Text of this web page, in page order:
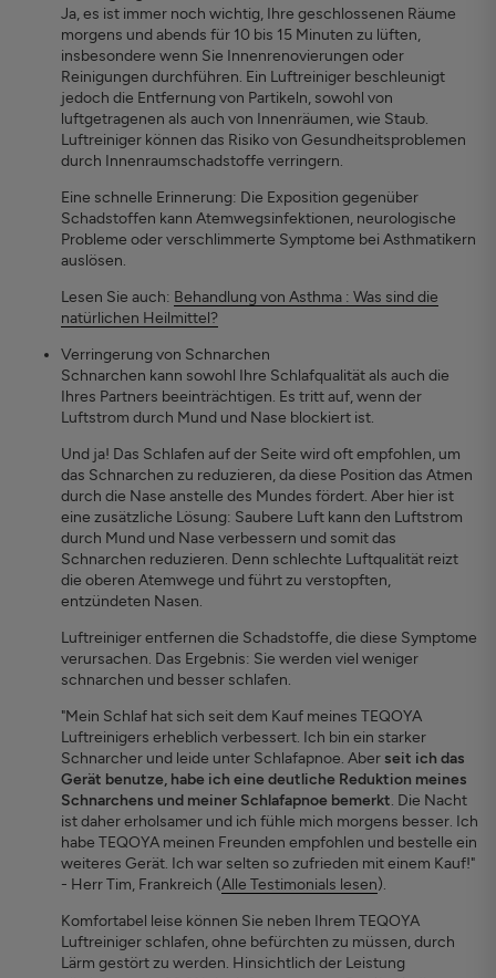
Ja, es ist immer noch wichtig, Ihre geschlossenen Räume
morgens und abends für 10 bis 15 Minuten zu lüften,
insbesondere wenn Sie Innenrenovierungen oder
Reinigungen durchführen. Ein Luftreiniger beschleunigt
jedoch die Entfernung von Partikeln, sowohl von
luftgetragenen als auch von Innenräumen, wie Staub.
Luftreiniger können das Risiko von Gesundheitsproblemen
durch Innenraumschadstoffe verringern.
Eine schnelle Erinnerung: Die Exposition gegenüber
Schadstoffen kann Atemwegsinfektionen, neurologische
Probleme oder verschlimmerte Symptome bei Asthmatikern
auslösen.
Lesen Sie auch: Behandlung von Asthma : Was sind die
natürlichen Heilmittel?
Verringerung von Schnarchen
Schnarchen kann sowohl Ihre Schlafqualität als auch die
Ihres Partners beeinträchtigen. Es tritt auf, wenn der
Luftstrom durch Mund und Nase blockiert ist.
Und ja! Das Schlafen auf der Seite wird oft empfohlen, um
das Schnarchen zu reduzieren, da diese Position das Atmen
durch die Nase anstelle des Mundes fördert. Aber hier ist
eine zusätzliche Lösung: Saubere Luft kann den Luftstrom
durch Mund und Nase verbessern und somit das
Schnarchen reduzieren. Denn schlechte Luftqualität reizt
die oberen Atemwege und führt zu verstopften,
entzündeten Nasen.
Luftreiniger entfernen die Schadstoffe, die diese Symptome
verursachen. Das Ergebnis: Sie werden viel weniger
schnarchen und besser schlafen.
"Mein Schlaf hat sich seit dem Kauf meines TEQOYA
Luftreinigers erheblich verbessert. Ich bin ein starker
Schnarcher und leide unter Schlafapnoe. Aberseit ich das
Gerät benutze, habe ich eine deutliche Reduktion meines
Schnarchens und meiner Schlafapnoe bemerkt. Die Nacht
ist daher erholsamer und ich fühle mich morgens besser. Ich
habe TEQOYA meinen Freunden empfohlen und bestelle ein
weiteres Gerät. Ich war selten so zufrieden mit einem Kauf!"
- Herr Tim, Frankreich (Alle Testimonials lesen).
Komfortabel leise können Sie neben Ihrem TEQOYA
Luftreiniger schlafen, ohne befürchten zu müssen, durch
Lärm gestört zu werden. Hinsichtlich der Leistung